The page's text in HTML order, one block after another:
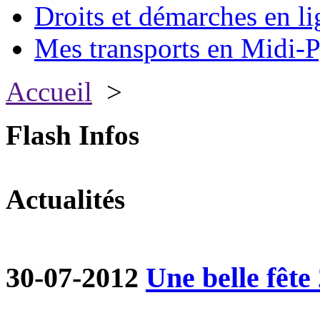
Droits et démarches en
Mes transports en Midi-
Accueil >
Flash Infos
Actualités
30-07-2012 Une belle fête